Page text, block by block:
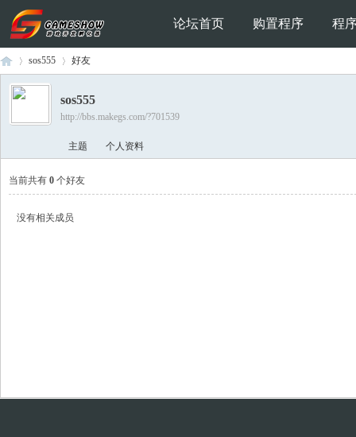
论坛首页 购置程序 程
›
sos555 好友
sos555
http://bbs.makegs.com/?701539
主题 个人资料
当前共有 0 个好友
没有相关成员